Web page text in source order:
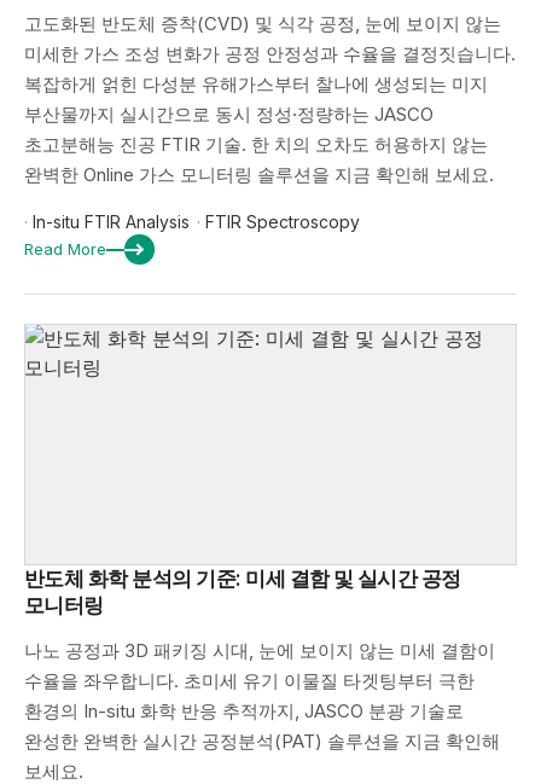
고도화된 반도체 증착(CVD) 및 식각 공정, 눈에 보이지 않는
미세한 가스 조성 변화가 공정 안정성과 수율을 결정짓습니다.
복잡하게 얽힌 다성분 유해가스부터 찰나에 생성되는 미지
부산물까지 실시간으로 동시 정성·정량하는 JASCO
초고분해능 진공 FTIR 기술. 한 치의 오차도 허용하지 않는
완벽한 Online 가스 모니터링 솔루션을 지금 확인해 보세요.
· In-situ FTIR Analysis · FTIR Spectroscopy
Read More
반도체 화학 분석의 기준: 미세 결함 및 실시간 공정
모니터링
나노 공정과 3D 패키징 시대, 눈에 보이지 않는 미세 결함이
수율을 좌우합니다. 초미세 유기 이물질 타겟팅부터 극한
환경의 In-situ 화학 반응 추적까지, JASCO 분광 기술로
완성한 완벽한 실시간 공정분석(PAT) 솔루션을 지금 확인해
보세요.